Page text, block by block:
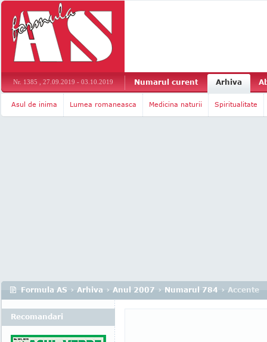
Nr. 1385 , 27.09.2019 - 03.10.2019 Numarul curent Arhiva
Asul de inima Lumea romaneasca Medicina naturii Spiritualitate
Formula AS › Arhiva › Anul 2007 › Numarul 784 › Accente
Recomandari